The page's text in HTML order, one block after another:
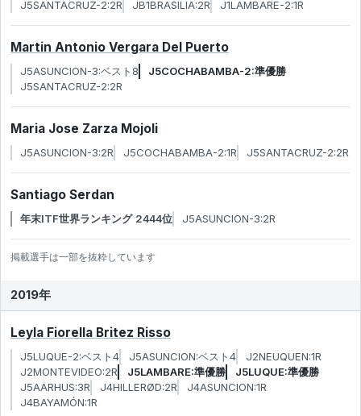
J5SANTACRUZ-2:2R JB1BRASILIA:2R J1LAMBARE-2:1R
Martin Antonio Vergara Del Puerto
J5ASUNCION-3:ベスト8
J5COCHABAMBA-2:準優勝
J5SANTACRUZ-2:2R
Maria Jose Zarza Mojoli
J5ASUNCION-3:2R J5COCHABAMBA-2:1R J5SANTACRUZ-2:2R
Santiago Serdan
年末ITF世界ランキング 2444位 J5ASUNCION-3:2R
掲載選手は一部を抜粋しています
2019年
Leyla Fiorella Britez Risso
J5LUQUE-2:ベスト4 J5ASUNCION:ベスト4
J2NEUQUEN:1R
J2MONTEVIDEO:2R
J5LAMBARE:準優勝
J5LUQUE:準優勝
J5AARHUS:3R
J4HILLERØD:2R
J4ASUNCION:1R
J4BAYAMÓN:1R